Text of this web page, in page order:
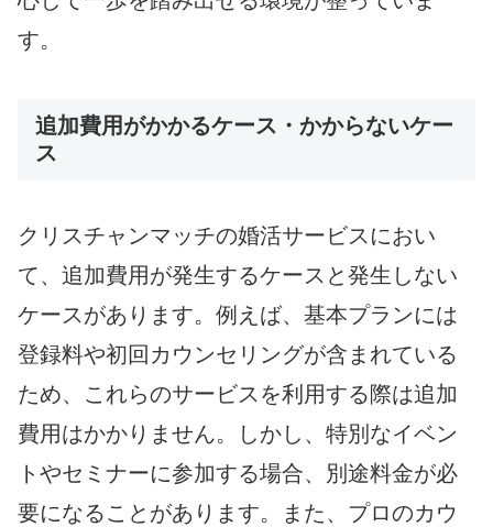
す。
追加費用がかかるケース・かからないケー
ス
クリスチャンマッチの婚活サービスにおい
て、追加費用が発生するケースと発生しない
ケースがあります。例えば、基本プランには
登録料や初回カウンセリングが含まれている
ため、これらのサービスを利用する際は追加
費用はかかりません。しかし、特別なイベン
トやセミナーに参加する場合、別途料金が必
要になることがあります。また、プロのカウ